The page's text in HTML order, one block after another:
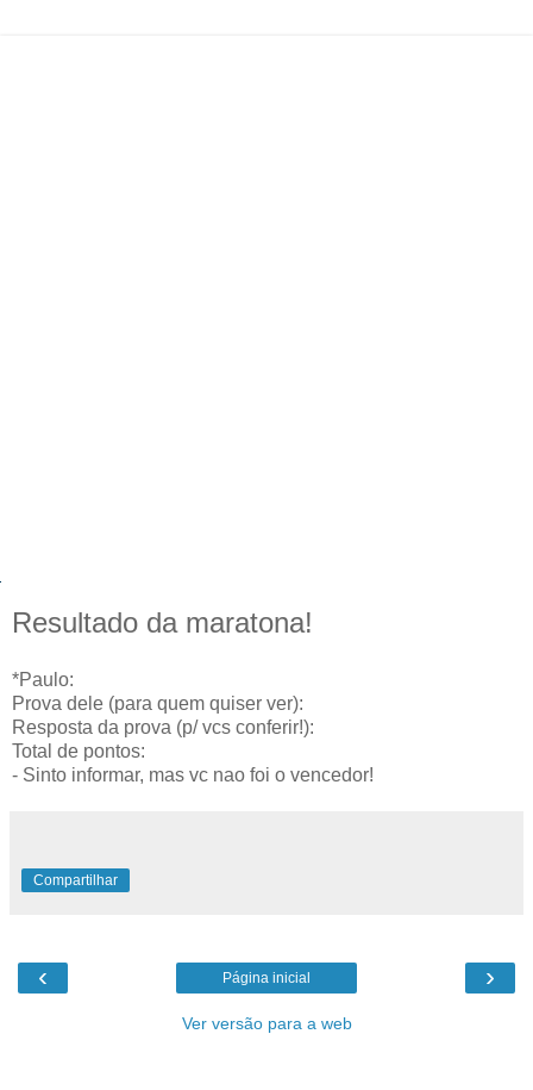
Resultado da maratona!
*Paulo:
Prova dele (para quem quiser ver):
Resposta da prova (p/ vcs conferir!):
Total de pontos:
- Sinto informar, mas vc nao foi o vencedor!
Compartilhar
‹ ›
Página inicial
Ver versão para a web